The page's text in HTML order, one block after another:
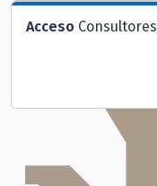
Acceso Consultores